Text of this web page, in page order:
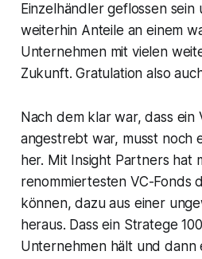
Einzelhändler geflossen sein
weiterhin Anteile an einem
Unternehmen mit vielen
Zukunft. Gratulation also
Nach dem klar war, dass ein
angestrebt war, musst noch
her. Mit Insight Partners hat
renommiertesten VC-Fonds
können, dazu aus einer
heraus. Dass ein Stratege
Unternehmen hält und dann